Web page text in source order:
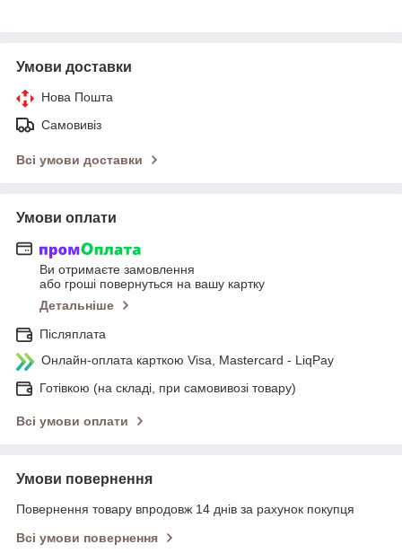
Умови доставки
Нова Пошта
Самовивіз
Всі умови доставки
Умови оплати
Ви отримаєте замовлення
або гроші повернуться на вашу картку
Детальніше
Післяплата
Онлайн-оплата карткою Visa, Mastercard - LiqPay
Готівкою (на складі, при самовивозі товару)
Всі умови оплати
Умови повернення
Повернення товару впродовж 14 днів за рахунок покупця
Всі умови повернення